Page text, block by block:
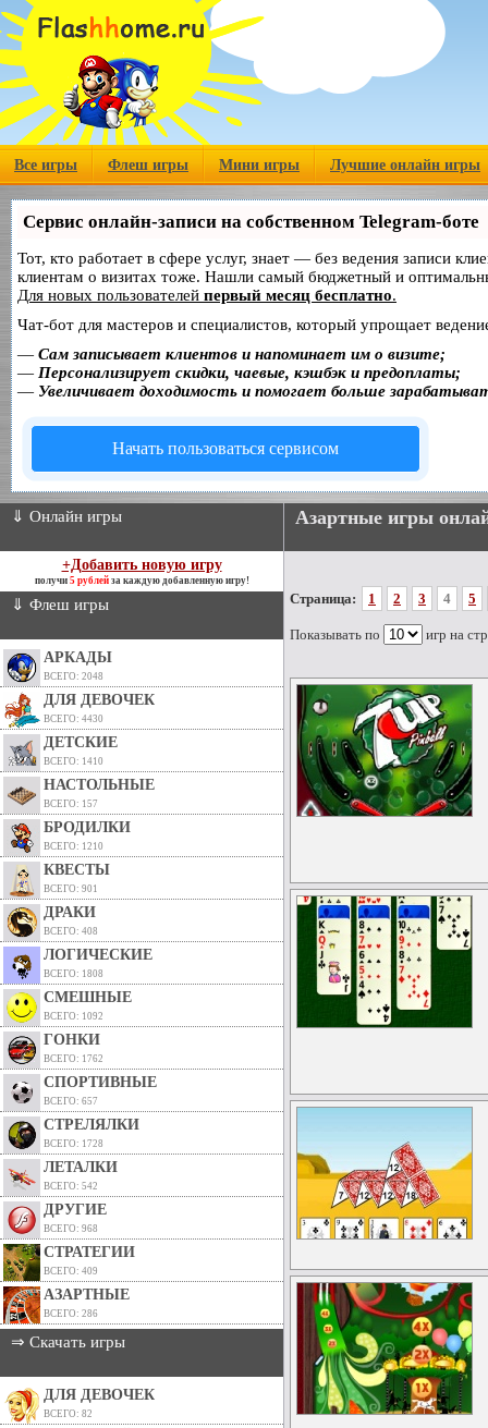
Все игры Флеш игры Мини игры Лучшие онлайн игры
Сервис онлайн-записи на собственном Telegram-боте
Тот, кто работает в сфере услуг, знает — без ведения записи
клиентам о визитах тоже. Нашли самый бюджетный и
Для новых пользователей первый месяц бесплатно.
Чат-бот для мастеров и специалистов, который упрощает
— Сам записывает клиентов и напоминает им о визите;
— Персонализирует скидки, чаевые, кэшбэк и предоплаты;
— Увеличивает доходимость и помогает больше
Начать пользоваться сервисом
⇓ Онлайн игры
+Добавить новую игру
получи 5 рублейза каждую добавленную игру!
⇓ Флеш игры
АРКАДЫ
ВСЕГО: 2048
ДЛЯ ДЕВОЧЕК
ВСЕГО: 4430
ДЕТСКИЕ
ВСЕГО: 1410
НАСТОЛЬНЫЕ
ВСЕГО: 157
БРОДИЛКИ
ВСЕГО: 1210
КВЕСТЫ
ВСЕГО: 901
ДРАКИ
ВСЕГО: 408
ЛОГИЧЕСКИЕ
ВСЕГО: 1808
СМЕШНЫЕ
ВСЕГО: 1092
ГОНКИ
ВСЕГО: 1762
СПОРТИВНЫЕ
ВСЕГО: 657
СТРЕЛЯЛКИ
ВСЕГО: 1728
ЛЕТАЛКИ
ВСЕГО: 542
ДРУГИЕ
ВСЕГО: 968
СТРАТЕГИИ
ВСЕГО: 409
АЗАРТНЫЕ
ВСЕГО: 286
⇒ Скачать игры
ДЛЯ ДЕВОЧЕК
ВСЕГО: 82
Азартные игры
Страница: 1 2 3 4 5
Показывать по игр на